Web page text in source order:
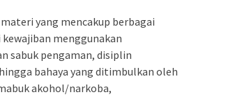
yang mencakup berbagai
menggunakan
sabuk pengaman, disiplin
bahaya yang ditimbulkan oleh
akohol/narkoba,